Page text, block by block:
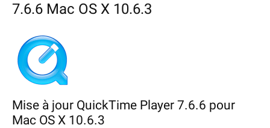
7.6.6 Mac OS X 10.6.3
Mise à jour QuickTime Player 7.6.6 pour
Mac OS X 10.6.3